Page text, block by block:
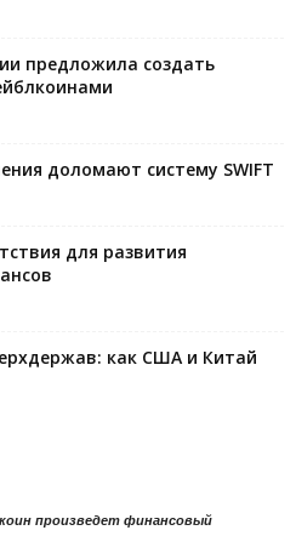
предложила создать
доломают систему SWIFT
для развития
как США и Китай
произведет финансовый